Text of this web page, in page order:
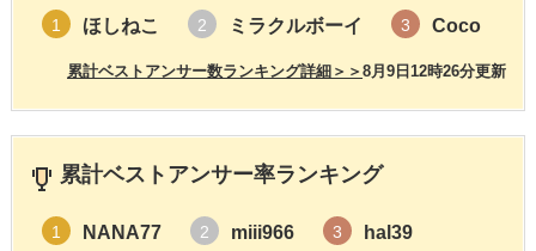
1 ほしねこ 2 ミラクルボーイ 3 Coco
8月9日12時26分更新
累計ベストアンサー数ランキング詳細＞＞
累計ベストアンサー率ランキング
1 NANA77 2 miii966 3 hal39